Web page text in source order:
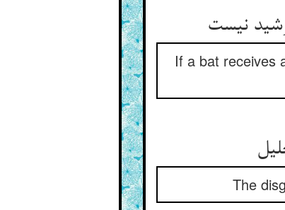
نیست‏
If a bat receives
The